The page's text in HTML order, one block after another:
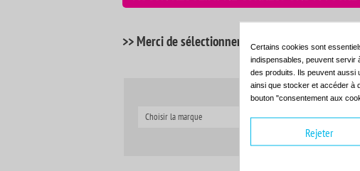
>> Merci de sélectionner votre imprimante en
Choisir la marque Choisir la
Certains cookies sont
indispensables, peuvent servir
des produits. Ils peuvent aussi
ainsi que stocker et accéder à
bouton "consentement aux
Rejeter